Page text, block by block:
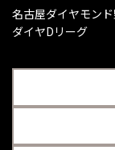
名古屋ダイヤモン
ダイヤDリーグ